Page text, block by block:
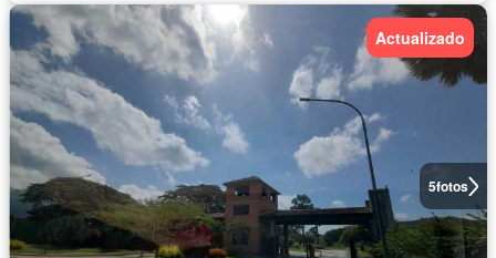
5fotos
Actualizado